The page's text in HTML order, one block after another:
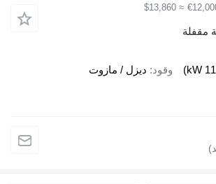
≈ $13,860
وقود ديزل / مازوت